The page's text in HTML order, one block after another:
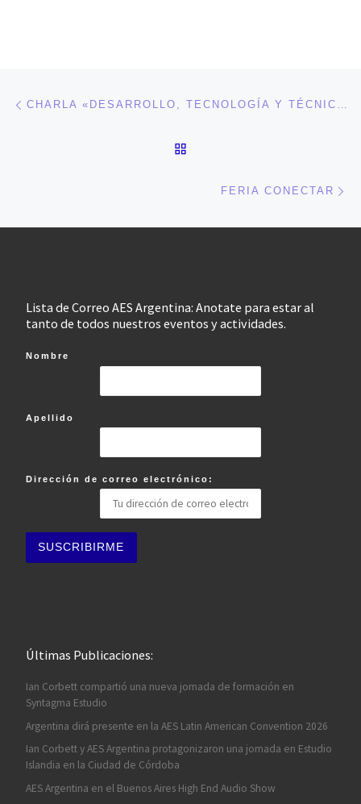
Navegación de entradas CHARLA «DESARROLLO, TECNOLOGÍA Y TÉCNICAS DE PROGRAMACIÓN»
FERIA CONECTAR
Lista de Correo AES Argentina: Anotate para estar al
tanto de todos nuestros eventos y actividades.
Nombre
Apellido
Dirección de correo electrónico:
Últimas Publicaciones:
Ian Corbett compartió una nueva jornada de formación en
Syntagma Estudio
Argentina dirá presente en la AES Latin American Convention 2026
Ian Corbett y AES Argentina protagonizaron una jornada en Estudio
Islandia en la Ciudad de Córdoba
AES Argentina en el Buenos Aires High End Audio Show